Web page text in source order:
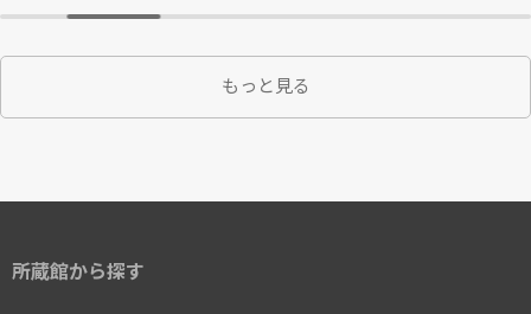
もっと見る
所蔵館から探す